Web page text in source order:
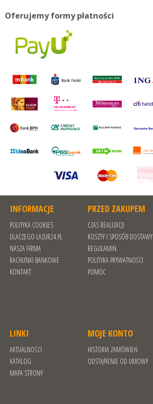
Oferujemy formy płatności
INFORMACJE
POLITYKA COOKIES
DLACZEGO LAZUR24.PL
NASZA FIRMA
RACHUNKI BANKOWE
KONTAKT
PRZED ZAKUPEM
CZAS REALIZACJI
KOSZTY I SPOSÓB DOSTAWY
REGULAMIN
POLITYKA PRYWATNOŚCI
POMOC
LINKI
AKTUALNOŚCI
KATALOG
MAPA STRONY
MOJE KONTO
HISTORIA ZAMÓWIEŃ
ODSTĄPIENIE OD UMOWY